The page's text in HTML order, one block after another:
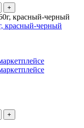
+
красный-черный
+